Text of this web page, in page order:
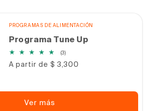
PROGRAMAS DE ALIMENTACIÓN
Programa Tune Up
(3)3
totales
Precio
A partir de $ 3,300
Ver más